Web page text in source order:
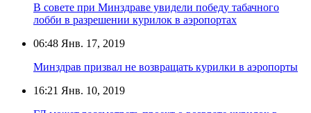
В совете при Минздраве увидели победу табачного
лобби в разрешении курилок в аэропортах
06:48 Янв. 17, 2019
Минздрав призвал не возвращать курилки в аэропорты
16:21 Янв. 10, 2019